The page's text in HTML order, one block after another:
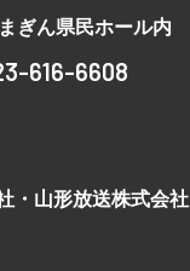
ぎん県民ホール内
616-6608
・山形放送株式会社